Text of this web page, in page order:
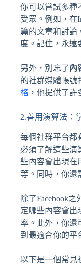
你可以嘗試多種
受眾。例如，在
篇的文章和討論
度。記住，永遠
另外，別忘了 內
的社群媒體帳號
格 ，他提供了
2.善用演算法：
每個社群平台都
必須了解這些演
些內容會出現在
等。同時，你還
除了Facebook
定哪些內容會出
率。此外，你還
到最適合你的平
以下是一個常見